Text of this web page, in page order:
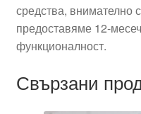
средства, внимателно
предоставяме 12-
функционалност.
Свързани